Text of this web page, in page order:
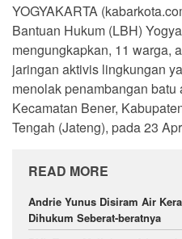
YOGYAKARTA
Bantuan Hukum (LBH)
mengungkapkan, 11 warga,
jaringan aktivis lingkungan
menolak penambangan batu
Kecamatan Bener,
Tengah (Jateng), pada 23
READ MORE
Andrie Yunus Disiram Air
Dihukum Seberat-beratnya